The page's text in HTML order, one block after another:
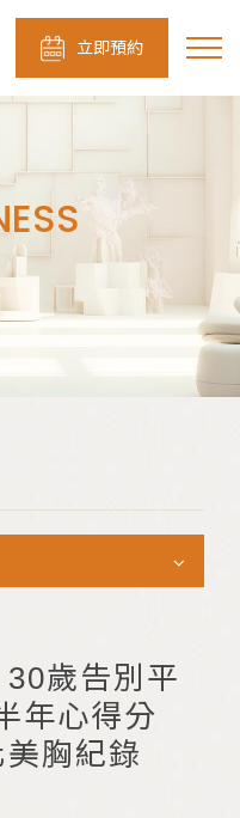
立即預約
30歲告別平
年心得分
胸紀錄